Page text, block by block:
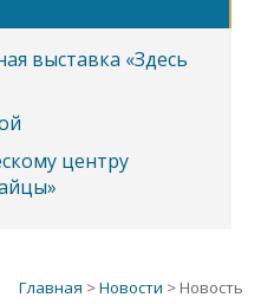
выставка «Здесь
центру
Главная >Новости > Новость